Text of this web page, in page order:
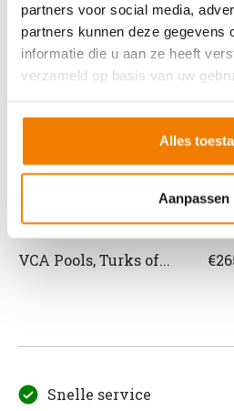
partners voor social media,
partners kunnen deze gegevens
informatie die u aan ze heeft
verzameld op basis van uw
Alles
Aanpassen
Werken met een hoogwerker
Veilig aanslaan van lasten
Veilig werken langs de weg
VCA andere taal
Prijs
VCA Pools, Turks of...
Snelle service